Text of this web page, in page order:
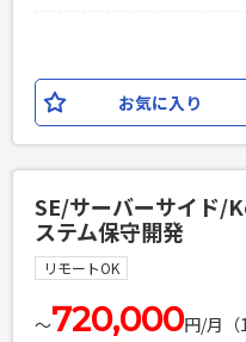
輸配送システムをOracle
たり、開発サブリーダーを
しては、実装・レビュー・
Spring Boot, Thymeleaf,
ンフラ：AWS(各種サービ
Github, IntelliJ, Slack,
設計思想：クリーンアー
Github copilot, Claude
お気に入り
SE/サーバーサイド
ステム保守開発
リモートOK
〜720,000円/月（